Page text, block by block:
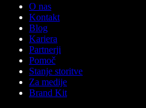
O nas
Kontakt
Blog
Kariera
Partnerji
Pomoč
Stanje storitve
Za medije
Brand Kit